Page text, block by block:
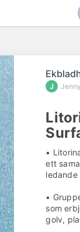
Jenny
•
ett
•
som
golv,